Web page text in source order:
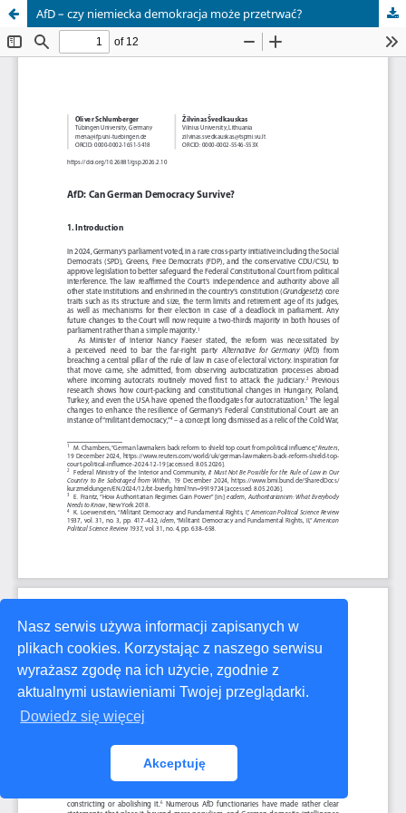
Nasz serwis używa informacji zapisanych w
plikach cookies. Korzystając z naszego serwisu
wyrażasz zgodę na ich użycie, zgodnie z
aktualnymi ustawieniami Twojej przeglądarki.
Dowiedz się więcej
Akceptuję
AfD – czy niemiecka demokracja może przetrwać?